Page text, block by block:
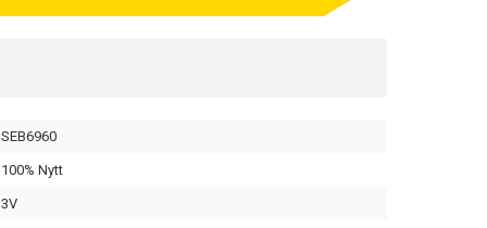
SEB6960
100% Nytt
3V